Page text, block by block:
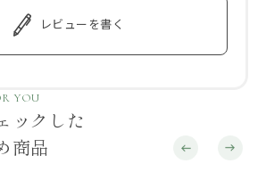
レビューを書く
YOU
ックした
商品